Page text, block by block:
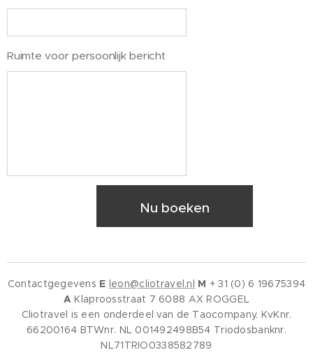
Ruimte voor persoonlijk bericht
Nu boeken
Contactgegevens E leon@cliotravel.nl M + 31 (0) 6 19675394
A Klaproosstraat 7 6088 AX ROGGEL
Cliotravel is een onderdeel van de Taocompany. KvKnr.
66200164 BTWnr. NL 001492498B54 Triodosbanknr.
NL71TRIO0338582789